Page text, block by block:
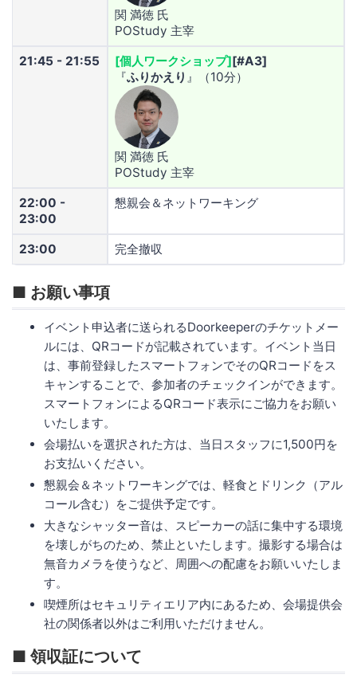
関 満徳 氏
POStudy 主宰
21:45 - 21:55
[個人ワークショップ][#A3]
『ふりかえり 』（10分）
関 満徳 氏
POStudy 主宰
22:00 -
23:00
懇親会＆ネットワーキング
23:00 完全撤収
■ お願い事項
イベント申込者に送られるDoorkeeperのチケットメー
ルには、QRコードが記載されています。イベント当日
は、事前登録したスマートフォンでそのQRコードをス
キャンすることで、参加者のチェックインができます。
スマートフォンによるQRコード表示にご協力をお願い
いたします。
会場払いを選択された方は、当日スタッフに1,500円を
お支払いください。
懇親会＆ネットワーキングでは、軽食とドリンク（アル
コール含む）をご提供予定です。
大きなシャッター音は、スピーカーの話に集中する環境
を壊しがちのため、禁止といたします。撮影する場合は
無音カメラを使うなど、周囲への配慮をお願いいたしま
す。
喫煙所はセキュリティエリア内にあるため、会場提供会
社の関係者以外はご利用いただけません。
■ 領収証について